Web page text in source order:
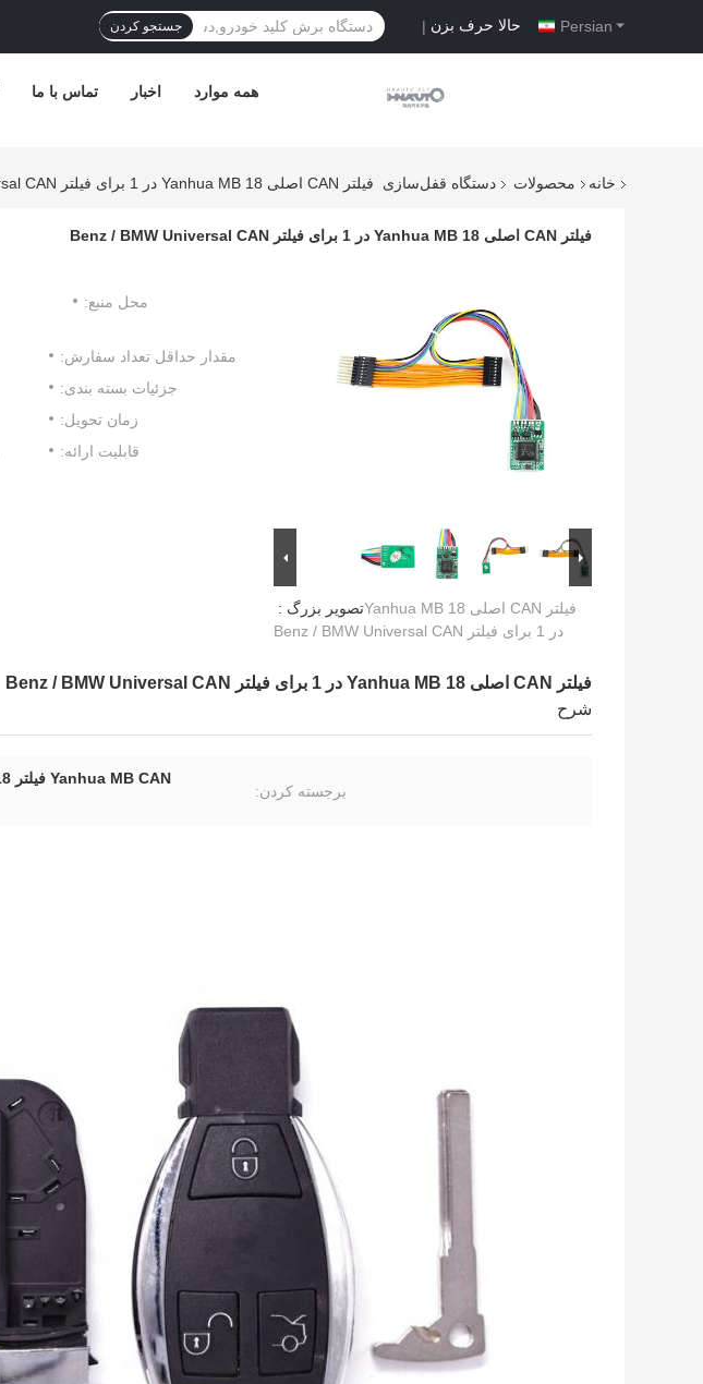
Persian حالا حرف بزن | جستجو کردن
تماس با ما اخبار همه موارد
خانه محصولات دستگاه قفل‌سازی فیلتر CAN اصلی Yanhua MB 18 در 1 برای فیلتر Benz / BMW Universal CAN
فیلتر CAN اصلی Yanhua MB 18 در 1 برای فیلتر Benz / BMW Universal CAN
تصویر بزرگ :فیلتر CAN اصلی Yanhua MB 18
در 1 برای فیلتر Benz / BMW Universal CAN
محل منبع:
مقدار حداقل تعداد سفارش:
جزئیات بسته بندی:
زمان تحویل:
قابلیت ارائه:
فیلتر CAN اصلی Yanhua MB 18 در 1 برای فیلتر Benz / BMW Universal CAN
شرح
برجسته کردن:
Yanhua MB CAN فیلتر 18 در 1